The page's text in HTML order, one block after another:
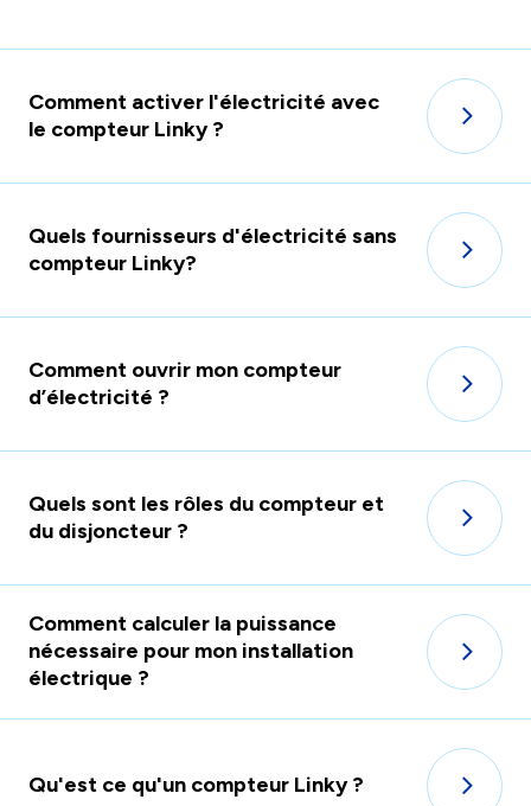
Comment activer l'électricité avec
le compteur Linky ?
Quels fournisseurs d'électricité sans
compteur Linky?
Comment ouvrir mon compteur
d’électricité ?
Quels sont les rôles du compteur et
du disjoncteur ?
Comment calculer la puissance
nécessaire pour mon installation
électrique ?
Qu'est ce qu'un compteur Linky ?